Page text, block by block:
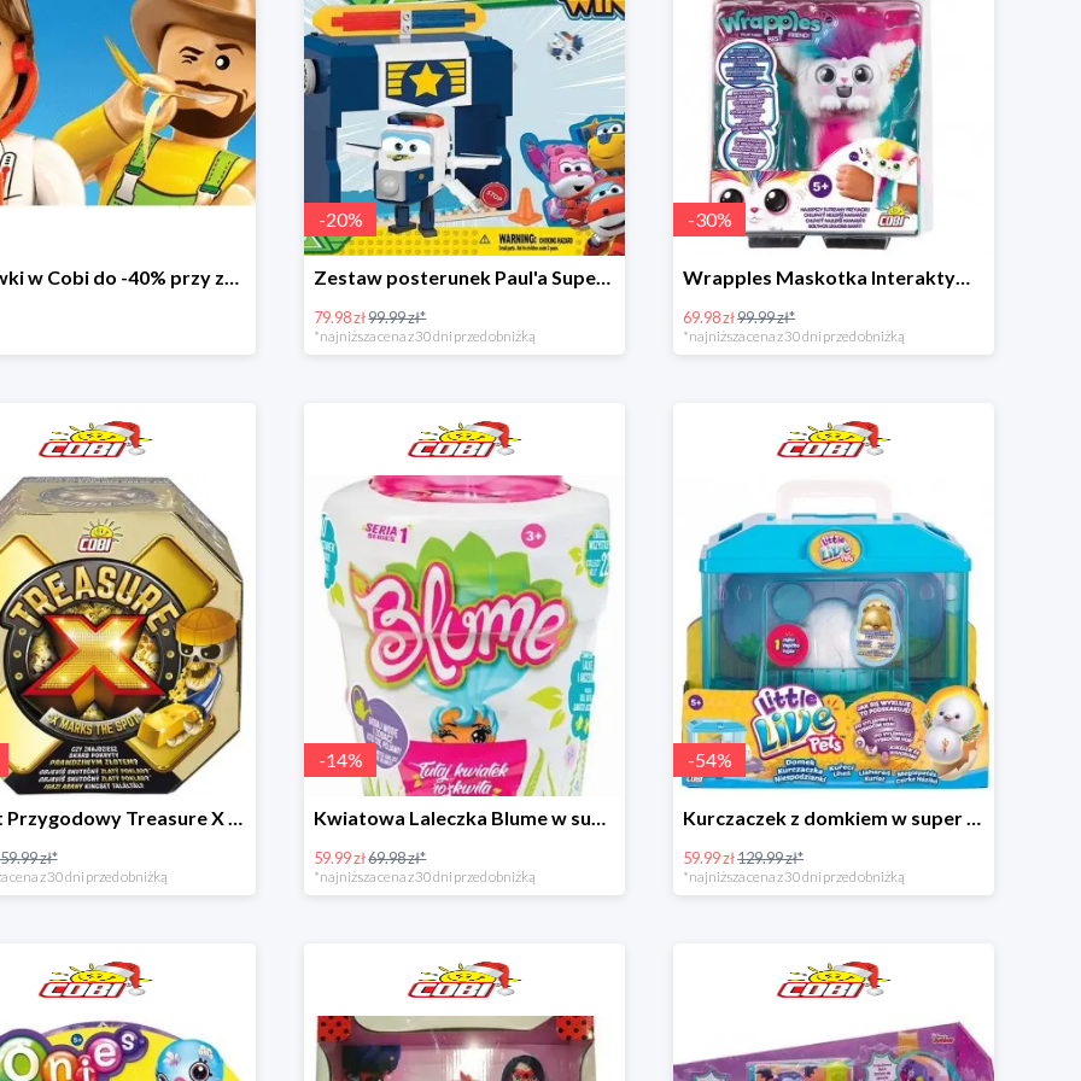
Zabawki w Cobi do -40% przy zakupie drugiego produktu
-20%
Zestaw posterunek Paul'a Super Wings w super cenie
79.98 zł99.99 zł*
*najniższa cena z 30 dni przed obniżką
-30%
Wrapples Maskotka Interaktywna w super cenie
69.98 zł99.99 zł*
*najniższa cena z 30 dni przed obniżką
Pakiet Przygodowy Treasure X w super cenie
59.99 zł*
cena z 30 dni przed obniżką
-14%
Kwiatowa Laleczka Blume w super cenie
59.99 zł69.98 zł*
*najniższa cena z 30 dni przed obniżką
-54%
Kurczaczek z domkiem w super cenie
59.99 zł129.99 zł*
*najniższa cena z 30 dni przed obniżką